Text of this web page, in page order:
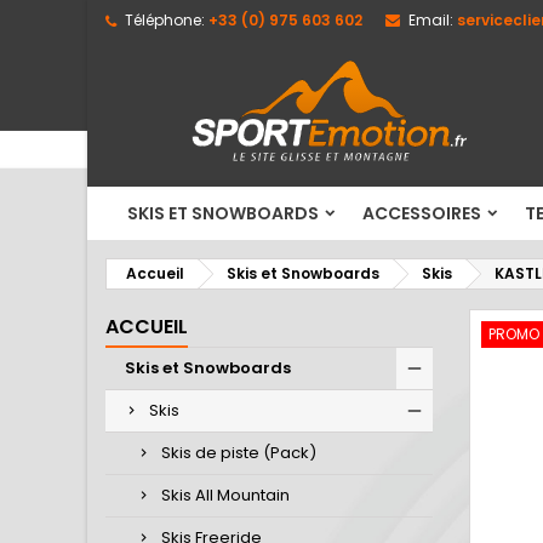
Téléphone: +33 (0) 975 603 602 Email:
SKIS ET SNOWBOARDS ACCESSOIRES
Accueil Skis et Snowboards Skis
ACCUEIL
Skis et Snowboards
Skis
Skis de piste (Pack)
Skis All Mountain
Skis Freeride
PROMO